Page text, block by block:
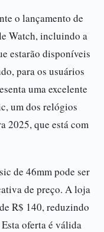
o lançamento de
Watch, incluindo a
estarão disponíveis
para os usuários
uma excelente
um dos relógios
2025, que está com
de 46mm pode ser
de preço. A loja
R$ 140, reduzindo
oferta é válida